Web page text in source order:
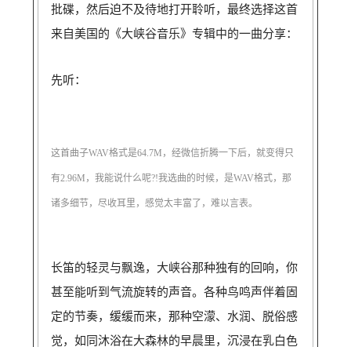
批碟，然后迫不及待地打开聆听，最终选择这首
来自美国的《大峡谷音乐》专辑中的一曲分享：
先听：
这首曲子WAV格式是64.7M，经微信折腾一下后，就变得只
有2.96M，我能说什么呢?!我选曲的时候，是WAV格式，那
诸多细节，尽收耳里，感觉太丰富了，难以言表。
长笛的轻灵与飘逸，大峡谷那种独有的回响，你
甚至能听到气流旋转的声音。各种鸟鸣声伴着固
定的节奏，缓缓而来，那种空濛、水润、脱俗感
觉，如同沐浴在大森林的早晨里，沉浸在乳白色